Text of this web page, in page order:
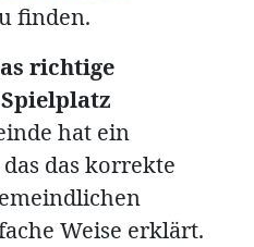
finden.
richtige
hat ein
das korrekte
Weise erklärt.